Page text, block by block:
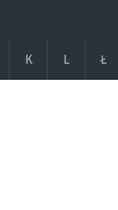
K L Ł